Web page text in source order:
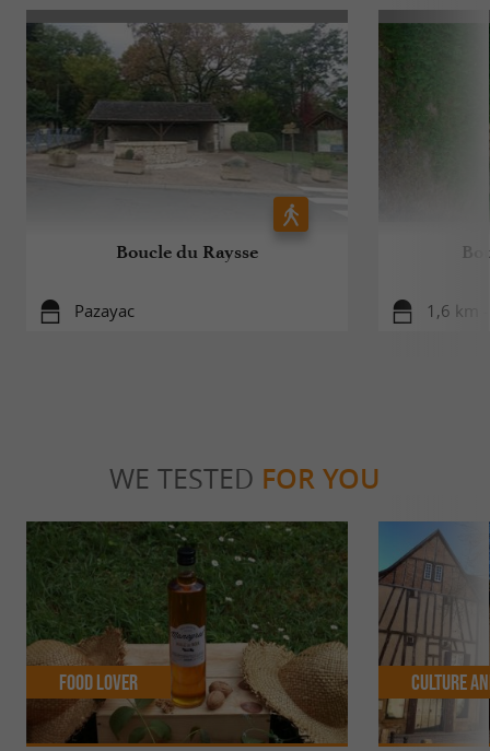
Boucle du Raysse
Pazayac 1,6 km
WE TESTED FOR YOU
Food Lover Culture